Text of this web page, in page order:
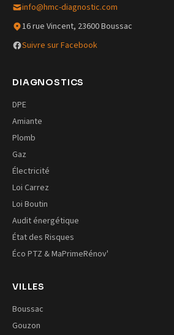
info@hmc-diagnostic.com
16 rue Vincent, 23600 Boussac
Suivre sur Facebook
DIAGNOSTICS
DPE
Amiante
Plomb
Gaz
Électricité
Loi Carrez
Loi Boutin
Audit énergétique
État des Risques
Éco PTZ & MaPrimeRénov'
VILLES
Boussac
Gouzon